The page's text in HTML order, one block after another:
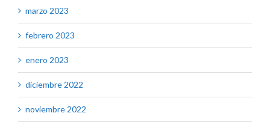
marzo 2023
febrero 2023
enero 2023
diciembre 2022
noviembre 2022